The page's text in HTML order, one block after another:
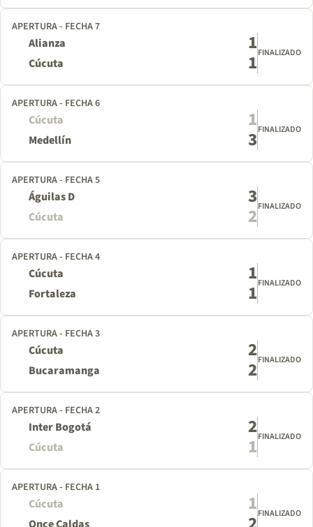
APERTURA - FECHA 7
Alianza 1
Cúcuta 1FINALIZADO
APERTURA - FECHA 6
Cúcuta 1
Medellín 3FINALIZADO
APERTURA - FECHA 5
Águilas D 3
Cúcuta 2FINALIZADO
APERTURA - FECHA 4
Cúcuta 1
Fortaleza 1FINALIZADO
APERTURA - FECHA 3
Cúcuta 2
Bucaramanga 2FINALIZADO
APERTURA - FECHA 2
Inter Bogotá 2
Cúcuta 1FINALIZADO
APERTURA - FECHA 1
Cúcuta 1FINALIZADO